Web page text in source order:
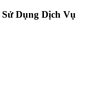
Dụng Dịch Vụ